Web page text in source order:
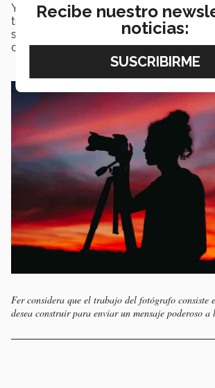
Y añade que no todos losplanos
tratamiento: “Puede ser que,
sentimiento de la escena, necesites
cerradas o abiertas o encuadrar de
Fer considera que el trabajo del fotógrafo consiste
desea construir para enviar un mensaje poderoso a
Recibe nuestro
noticias: